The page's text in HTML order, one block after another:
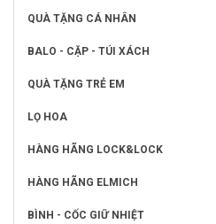
QUÀ TẶNG CÁ NHÂN
BALO - CẶP - TÚI XÁCH
QUÀ TẶNG TRẺ EM
LỌ HOA
HÀNG HÃNG LOCK&LOCK
HÀNG HÃNG ELMICH
BÌNH - CỐC GIỮ NHIỆT